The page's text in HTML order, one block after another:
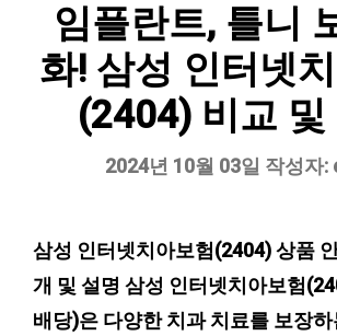
임플란트, 틀니
화! 삼성 인터넷
(2404) 비교 및
2024년 10월 03일 작성자:
삼성 인터넷치아보험(2404) 상품
개 및 설명 삼성 인터넷치아보험
배당)은 다양한 치과 치료를 보장